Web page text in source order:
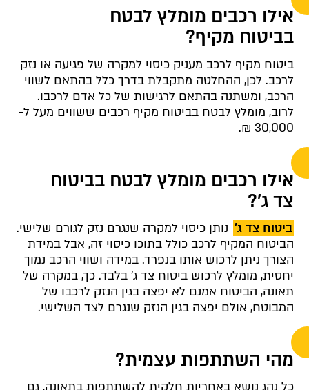
אילו רכבים מומלץ לבטח
בביטוח מקיף?
ביטוח מקיף לרכב מעניק כיסוי למקרה של פגיעה או נזק
לרכב. לכן, ההחלטה מתקבלת בדרך כלל בהתאם לשווי
הרכב, ומשתנה בהתאם לרגישות של כל אדם לרכבו.
לרוב, מומלץ לבטח בביטוח מקיף רכבים ששווים מעל ל-
30,000 ₪.
אילו רכבים מומלץ לבטח בביטוח
צד ג'?
ביטוח צד ג' נותן כיסוי למקרה שנגרם נזק לגורם שלישי.
הביטוח המקיף לרכב כולל בתוכו כיסוי זה, אבל במידת
הצורך ניתן לרכוש אותו בנפרד. במידה ושווי הרכב נמוך
יחסית, מומלץ לרכוש ביטוח צד ג' בלבד. כך, במקרה של
תאונה, הביטוח אמנם לא יפצה בגין הנזק לרכבו של
המבוטח, אולם יפצה בגין הנזק שנגרם לצד השלישי.
מהי השתתפות עצמית?